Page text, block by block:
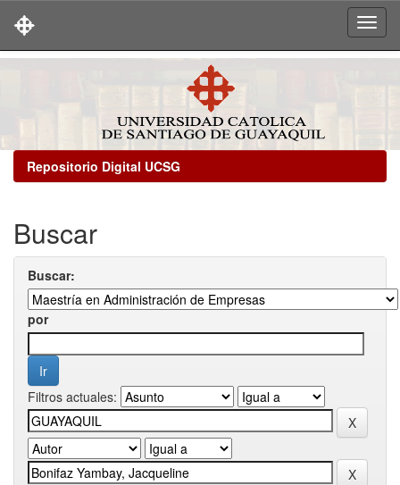
Repositorio Digital UCSG
Buscar
Buscar:
por
Filtros actuales: